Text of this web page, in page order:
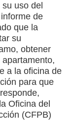
uso del
de
que la
su
obtener
a la oficina de
para que
Oficina del
(CFPB)